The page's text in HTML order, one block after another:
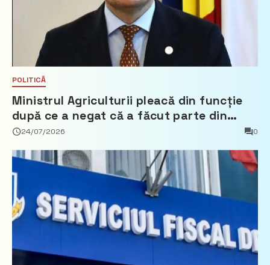
POLITICĂ
Ministrul Agriculturii pleacă din funcție
după ce a negat că a făcut parte din
Partidul Democrat
24/07/2026 0